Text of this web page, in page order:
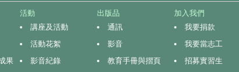
果
活動
講座及活動
活動花絮
影音紀錄
出版品
通訊
影音
教育手冊與摺頁
加入我們
我要捐款
我要當志工
招募實習生